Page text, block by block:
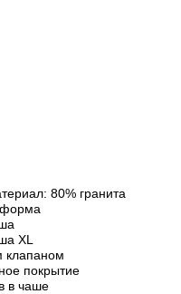
80% гранита
XL
покрытие
в чаше